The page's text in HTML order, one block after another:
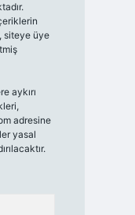
siteye üye
aykırı
adresine
yasal